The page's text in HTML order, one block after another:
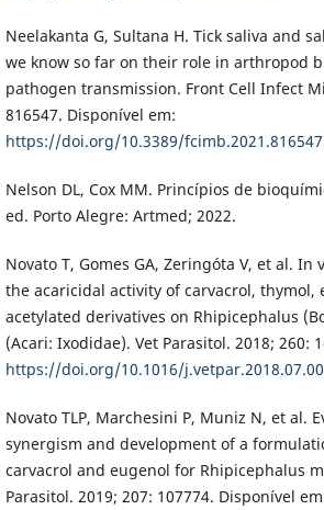
Neelakanta G, Sultana H. Tick saliva and
we know so far on their role in arthropod
pathogen transmission. Front Cell Infect
816547. Disponível em:
https://doi.org/10.3389/fcimb.2021.816547
Nelson DL, Cox MM. Princípios de
ed. Porto Alegre: Artmed; 2022.
Novato T, Gomes GA, Zeringóta V, et al. In
the acaricidal activity of carvacrol, thymol,
acetylated derivatives on Rhipicephalus
(Acari: Ixodidae). Vet Parasitol. 2018; 260:
https://doi.org/10.1016/
Novato TLP, Marchesini P, Muniz N, et al.
synergism and development of a
carvacrol and eugenol for Rhipicephalus
Parasitol. 2019; 207: 107774. Disponível